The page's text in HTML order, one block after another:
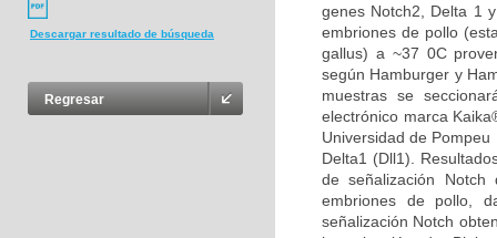
Descargar resultado de búsqueda
Regresar
genes Notch2, Delta 1
embriones de pollo
gallus) a ~37 0C
según Hamburger y
muestras se
electrónico marca
Universidad de
Delta1 (Dll1).
de señalización
embriones de pollo,
señalización Notch